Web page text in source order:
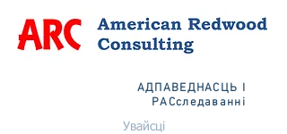
АДПАВЕДНАСЦЬ І
РАСследаванні
Увайсці